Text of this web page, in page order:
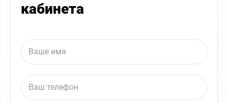
кабинета